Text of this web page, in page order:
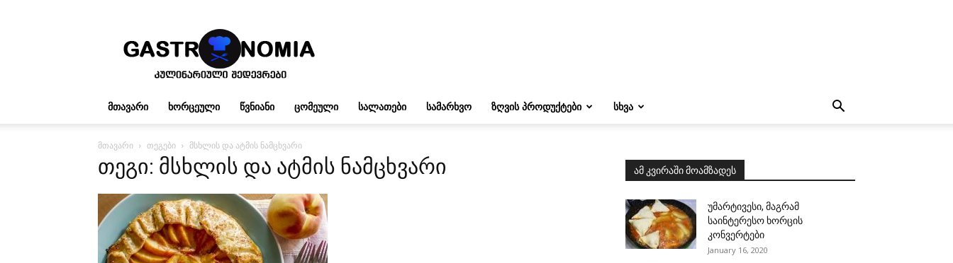
გასტრონომია
ᲛᲗᲐᲕᲐᲠᲘ ᲮᲝᲠᲪᲔᲣᲚᲘ ᲬᲕᲜᲘᲐᲜᲘ ᲪᲝᲛᲔᲣᲚᲘ ᲡᲐᲚᲐᲗᲔᲑᲘ ᲡᲐᲛᲐᲠᲮᲕᲝ ᲖᲦᲕᲘᲡ ᲞᲠᲝᲓᲣᲥᲢᲔᲑᲘ ᲡᲮᲕᲐ
მთავარი თეგები მსხლის და ატმის ნამცხვარი
თეგი: მსხლის და ატმის ნამცხვარი ამ კვირაში მოამზადეს
უმარტივესი, მაგრამ
საინტერესო ხორცის
კონვერტები
January 16, 2020